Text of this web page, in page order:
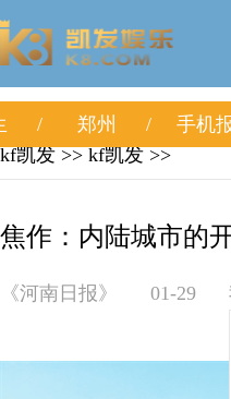
郑州 手机
kf凯发 >> kf凯发 >>
焦作：内陆城市的
《河南日报》 01-29